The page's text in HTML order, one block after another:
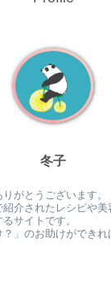
冬子
がとうございます。
紹介されたレシピや
サイトです。
？」のお助けができれ